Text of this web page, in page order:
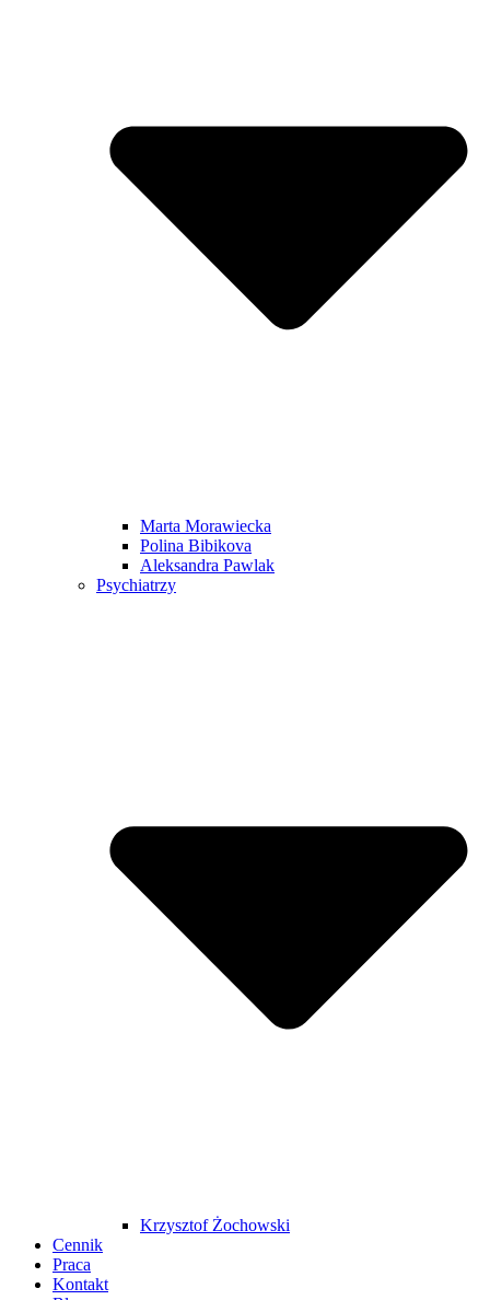
Marta Morawiecka
Polina Bibikova
Aleksandra Pawlak
Psychiatrzy
Krzysztof Żochowski
Cennik
Praca
Kontakt